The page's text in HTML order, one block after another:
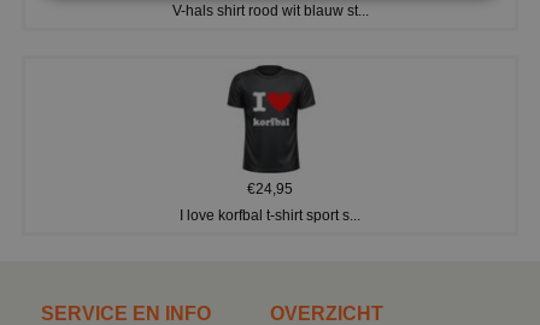
V-hals shirt rood wit blauw st...
€24,95
I love korfbal t-shirt sport s...
SERVICE EN INFO OVERZICHT